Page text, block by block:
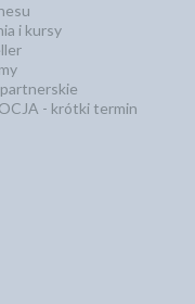
i kursy
- krótki termin